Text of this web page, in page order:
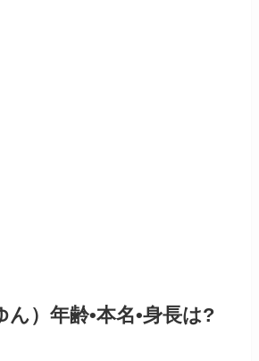
）年齢•本名•身長は?